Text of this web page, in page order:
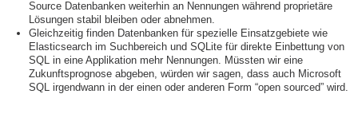
Source Datenbanken weiterhin an Nennungen während proprietäre
Lösungen stabil bleiben oder abnehmen.
Gleichzeitig finden Datenbanken für spezielle Einsatzgebiete wie
Elasticsearch im Suchbereich und SQLite für direkte Einbettung von
SQL in eine Applikation mehr Nennungen. Müssten wir eine
Zukunftsprognose abgeben, würden wir sagen, dass auch Microsoft
SQL irgendwann in der einen oder anderen Form “open sourced” wird.